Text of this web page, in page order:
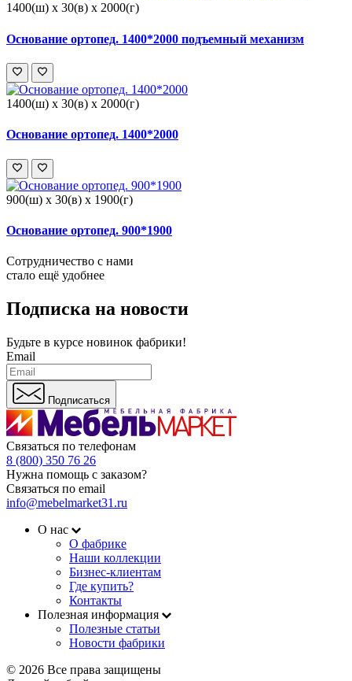
1400(ш) x 30(в) x 2000(г)
Основание ортопед. 1400*2000 подъемный механизм
1400(ш) x 30(в) x 2000(г)
Основание ортопед. 1400*2000
900(ш) x 30(в) x 1900(г)
Основание ортопед. 900*1900
Сотрудничество с нами
стало ещё удобнее
Подписка на новости
Будьте в курсе новинок фабрики!
Email
Подписаться
Связаться по телефонам
8 (800) 350 76 26
Нужна помощь с заказом?
Связаться по email
info@mebelmarket31.ru
О нас
О фабрике
Наши коллекции
Бизнес-клиентам
Где купить?
Контакты
Полезная информация
Полезные статьи
Новости фабрики
© 2026 Все права защищены